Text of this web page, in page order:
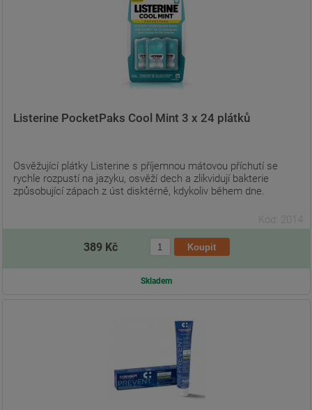
Listerine PocketPaks Cool Mint 3 x 24 plátků
Osvěžující plátky Listerine s příjemnou mátovou příchutí se
rychle rozpustí na jazyku, osvěží dech a zlikvidují bakterie
způsobující zápach z úst disktérně, kdykoliv během dne.
Kód: 2014
389 Kč
Skladem